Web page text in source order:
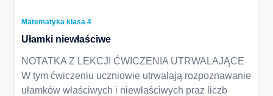
Matematyka klasa 4
Ułamki niewłaściwe
NOTATKA Z LEKCJI ĆWICZENIA UTRWALAJĄCE
W tym ćwiczeniu uczniowie utrwalają rozpoznawanie
ułamków właściwych i niewłaściwych praz liczb